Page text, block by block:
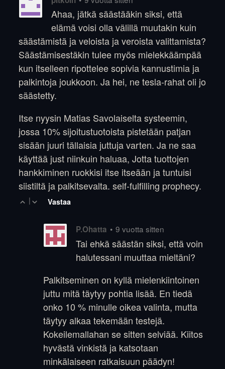
Ahaa, jätkä säästääkin siksi, että
elämä voisi olla välillä muutakin kuin
säästämistä ja veloista ja veroista valittamista?
Säästämisestäkin tulee myös mielekkäämpää
kun itselleen ripottelee sopivia kannustimia ja
palkintoja joukkoon. Ja hei, ne tesla-rahat oli jo
säästetty.
Itse nyysin Matias Savolaiselta systeemin,
jossa 10% sijoitustuotoista pistetään patjan
sisään juuri tällaisia juttuja varten. Ja ne saa
käyttää just niinkuin haluaa, Jotta tuottojen
hankkiminen ruokkisi itse itseään ja tuntuisi
siistiltä ja palkitsevalta. self-fulfilling prophecy.
| Vastaa
P.Ohatta • 9 vuotta sitten
Tai ehkä säästän siksi, että voin
halutessani muuttaa mieltäni?
Palkitseminen on kyllä mielenkiintoinen
juttu mitä täytyy pohtia lisää. En tiedä
onko 10 % minulle oikea valinta, mutta
täytyy alkaa tekemään testejä.
Kokeilemallahan se sitten selviää. Kiitos
hyvästä vinkistä ja katsotaan
minkälaiseen ratkaisuun päädyn!